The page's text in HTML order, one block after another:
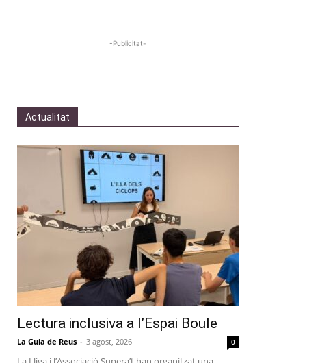
-Publicitat-
Actualitat
Lectura inclusiva a l’Espai Boule
La Guia de Reus - 3 agost, 2026 0